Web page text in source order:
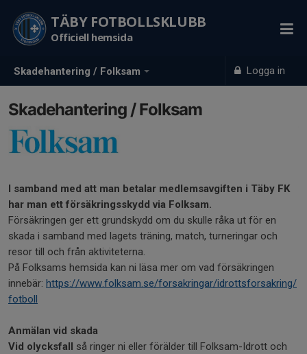
Skadehantering / Folksam Logga in
TÄBY FOTBOLLSKLUBB
Officiell hemsida
Skadehantering / Folksam
I samband med att man betalar medlemsavgiften i Täby FK
har man ett försäkringsskydd via Folksam.
Försäkringen ger ett grundskydd om du skulle råka ut för en
skada i samband med lagets träning, match, turneringar och
resor till och från aktiviteterna.
På Folksams hemsida kan ni läsa mer om vad försäkringen
innebär: https://www.folksam.se/forsakringar/idrottsforsakring/
fotboll
Anmälan vid skada
Vid olycksfall
så ringer ni eller förälder till Folksam-Idrott och